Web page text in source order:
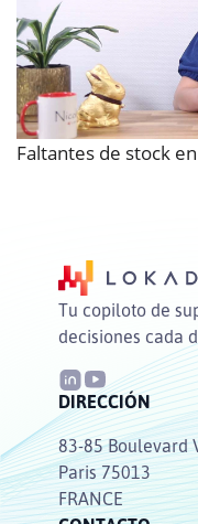
Faltantes de stock
Tu copiloto de
decisiones cada
DIRECCIÓN
83-85 Boulevard
Paris 75013
FRANCE